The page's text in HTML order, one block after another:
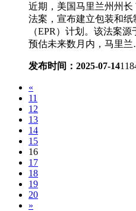
近期，美国马里兰州州长
法案，宣布建立包装和
（EPR）计划。该法案源
预估未来数月内，马里
发布时间：2025-07-14
«
11
12
13
14
15
16
17
18
19
20
»